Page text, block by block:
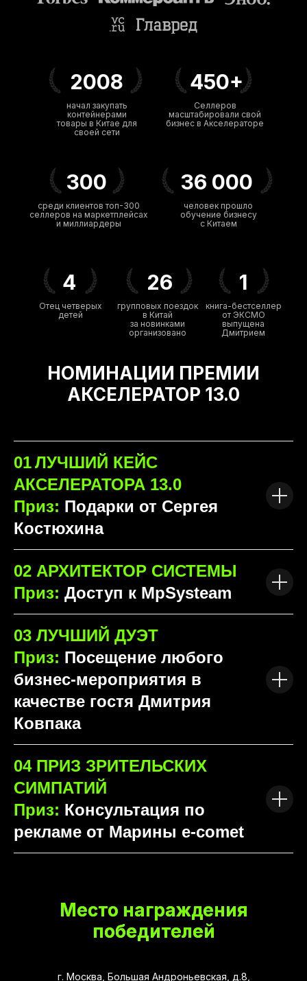
2008
начал закупать
контейнерами
товары в Китае для
своей сети
450+
300
среди клиентов топ-300
селлеров на маркетплейсах
и миллиардеры
Селлеров
масштабировали свой
бизнес в Акселераторе
36 000
человек прошло
обучение бизнесу
с Китаем
4
Отец четверых
детей
26
групповых поездок
в Китай
за новинками
организовано
1
книга-бестселлер
от ЭКСМО
выпущена
Дмитрием
НОМИНАЦИИ ПРЕМИИ
АКСЕЛЕРАТОР 13.0
01ЛУЧШИЙ КЕЙС
АКСЕЛЕРАТОРА 13.0
Приз: Подарки от Сергея
Костюхина
02 АРХИТЕКТОР СИСТЕМЫ
Приз: Доступ к MpSysteam
03 ЛУЧШИЙ ДУЭТ
Приз: Посещение любого
бизнес-мероприятия в
качестве гостя Дмитрия
Ковпака
04 ПРИЗ ЗРИТЕЛЬСКИХ
СИМПАТИЙ
Приз: Консультация по
рекламе от Марины e-comet
Место награждения
победителей
г. Москва, Большая Андроньевская, д.8,